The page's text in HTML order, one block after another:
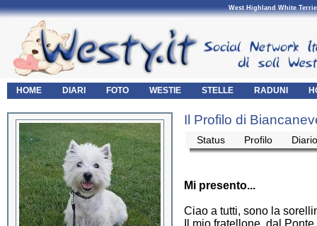
West Highland White
HOME DIARI FOTO WESTIE STELLE RADUNI
Il Profilo di
Status Profilo Diario
Mi presento...
Ciao a tutti, sono la
Il mio fratellone, dal